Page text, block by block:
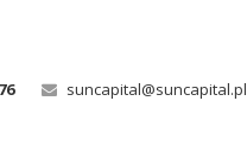
suncapital@suncapital.pl